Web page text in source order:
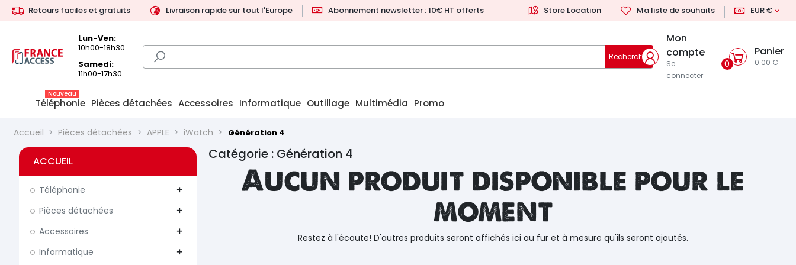
Retours faciles et gratuits Livraison rapide sur tout l'Europe Abonnement newsletter : 10€ HT offerts Store Location Ma liste de souhaits EUR €
Lun-Ven:
10h00-18h30
Samedi:
11h00-17h30
Rechercher
Mon
compte
Se
connecter
0
Panier
0.00 €
Téléphonie
Nouveau
Pièces détachées Accessoires Informatique Outillage Multimédia Promo
Accueil Pièces détachées APPLE iWatch Génération 4
ACCUEIL
Téléphonie add
Pièces détachées add
Accessoires add
Informatique add
Catégorie : Génération 4
Aucun produit disponible pour le
moment
Restez à l'écoute! D'autres produits seront affichés ici au fur et à mesure qu'ils seront ajoutés.